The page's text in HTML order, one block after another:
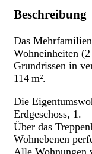
Beschreibung
Das
Wohneinheiten
Grundrissen in
114 m².
Die
Erdgeschoss, 1.
Über das
Wohnebenen